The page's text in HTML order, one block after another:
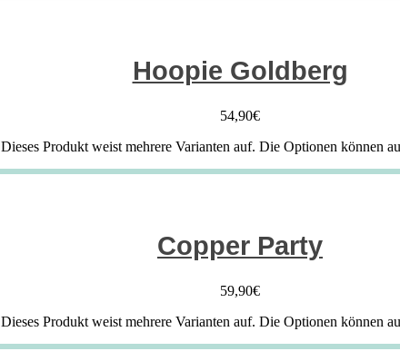
Hoopie Goldberg
54,90€
Dieses Produkt weist mehrere Varianten auf. Die Optionen können
Copper Party
59,90€
Dieses Produkt weist mehrere Varianten auf. Die Optionen können